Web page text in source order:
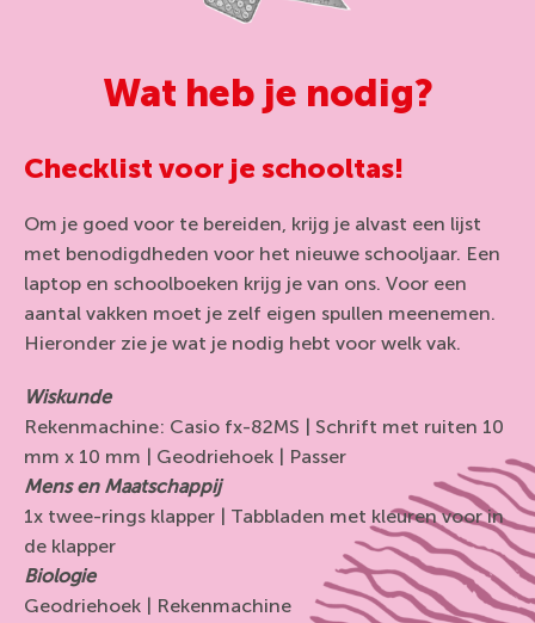
Wat heb je nodig?
Checklist voor je schooltas!
Om je goed voor te bereiden, krijg je alvast een lijst
met benodigdheden voor het nieuwe schooljaar. Een
laptop en schoolboeken krijg je van ons. Voor een
aantal vakken moet je zelf eigen spullen meenemen.
Hieronder zie je wat je nodig hebt voor welk vak.
Wiskunde
Rekenmachine: Casio fx-82MS | Schrift met ruiten 10
mm x 10 mm | Geodriehoek | Passer
Mens en Maatschappij
1x twee-rings klapper | Tabbladen met kleuren voor in
de klapper
Biologie
Geodriehoek | Rekenmachine